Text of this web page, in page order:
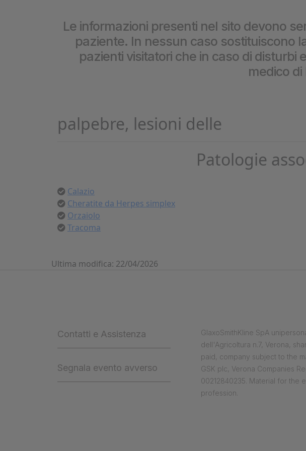
Le informazioni presenti nel sito devono
paziente. In nessun caso sostituiscono
pazienti visitatori che in caso di
medico
palpebre, lesioni delle
Patologie
Calazio
Cheratite da Herpes simplex
Orzaiolo
Tracoma
Ultima modifica: 22/04/2026
Contatti e Assistenza
Segnala evento avverso
GlaxoSmithKline SpA
dell'Agricoltura n.7, Verona,
paid, company subject to the
GSK plc, Verona Companies
00212840235. Material for the
profession.
Cookie pubblicitari